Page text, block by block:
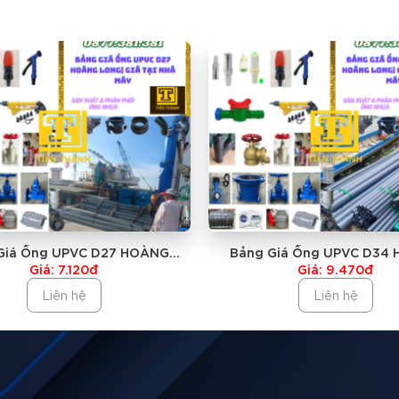
liệu xây dựng khác một cách hiệu quả là điều cực kỳ quan
vượt trội và chất lượng đảm bảo.
Long
cấp, ống nhựa bơm cát Hoàng Long có khả năng chịu
để giảm thiểu ma sát, giúp quá trình bơm cát diễn ra nhanh
hoạt cao, ống nhựa bơm cát Hoàng Long rất dễ dàng trong
giúp tiết kiệm thời gian thi công, từ đó rút ngắn tiến độ công
cao, ống nhựa bơm cát giúp giảm chi phí bảo trì và thay thế.
Ống UPVC D27 HOÀNG
GIÁ TẠI NHÀ MÁY
Giá: 7.120đ
Liên hệ
Bảng Giá Ống UPVC D34
LONG| GIÁ TẠI NHÀ
Giá: 9.470đ
Liên hệ